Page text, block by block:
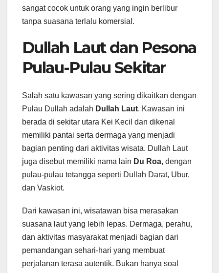
sangat cocok untuk orang yang ingin berlibur
tanpa suasana terlalu komersial.
Dullah Laut dan Pesona
Pulau-Pulau Sekitar
Salah satu kawasan yang sering dikaitkan dengan
Pulau Dullah adalah Dullah Laut. Kawasan ini
berada di sekitar utara Kei Kecil dan dikenal
memiliki pantai serta dermaga yang menjadi
bagian penting dari aktivitas wisata. Dullah Laut
juga disebut memiliki nama lain Du Roa, dengan
pulau-pulau tetangga seperti Dullah Darat, Ubur,
dan Vaskiot.
Dari kawasan ini, wisatawan bisa merasakan
suasana laut yang lebih lepas. Dermaga, perahu,
dan aktivitas masyarakat menjadi bagian dari
pemandangan sehari-hari yang membuat
perjalanan terasa autentik. Bukan hanya soal